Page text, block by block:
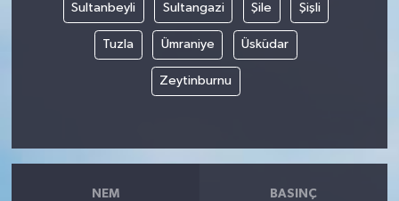
Sultanbeyli Sultangazi Şile Şişli
Tuzla Ümraniye Üsküdar
Zeytinburnu
NEM BASINÇ